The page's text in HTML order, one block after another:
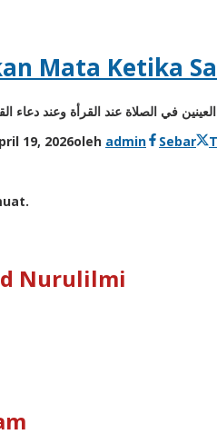
Mata Ketika
في الصلاة عند القرأة وعند
19, 2026oleh admin Sebar
Nurulilmi